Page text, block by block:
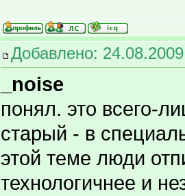
Добавлено:
_noise
понял. это всего-
старый - в
этой теме люди
технологичнее и